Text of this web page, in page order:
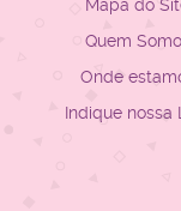
Mapa do
Quem
Onde
Indique nossa